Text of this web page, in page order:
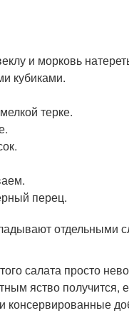
и морковь
кубиками.
терке.
перец.
салата просто
яство получится,
консервированные